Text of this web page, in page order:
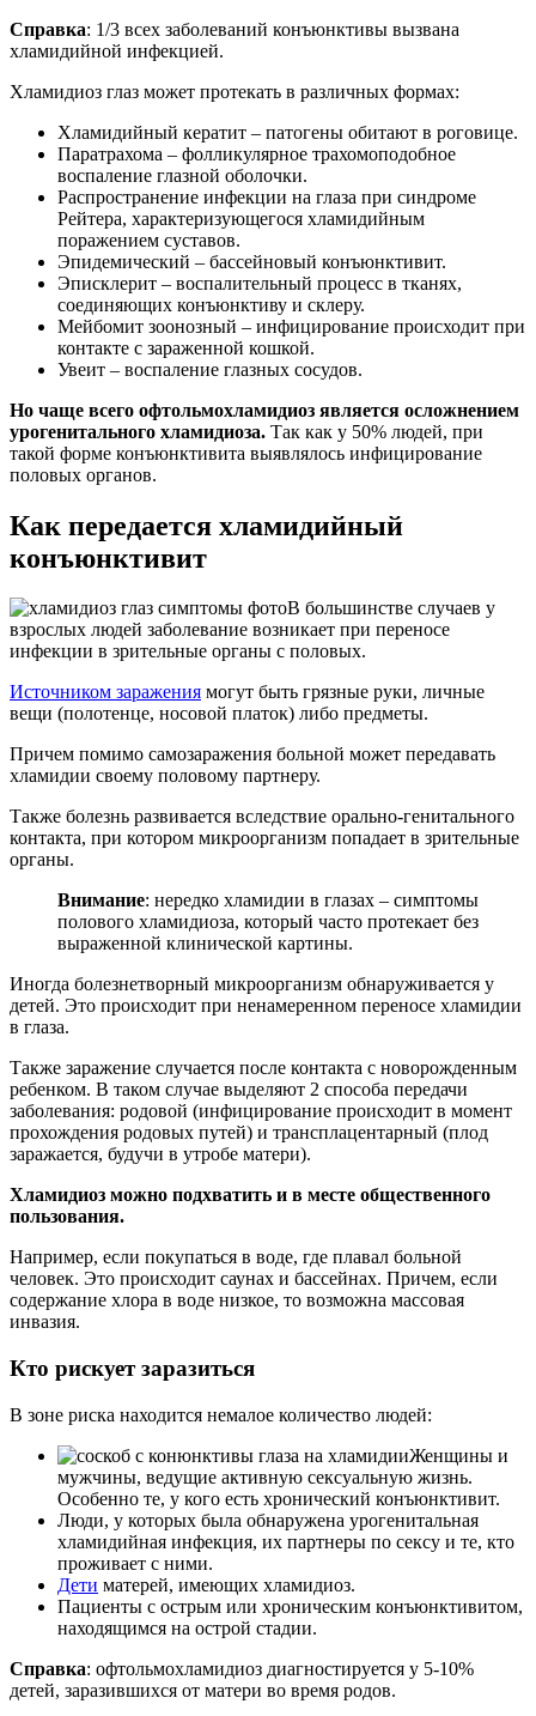
Справка: 1/3 всех заболеваний конъюнктивы вызвана
хламидийной инфекцией.
Хламидиоз глаз может протекать в различных формах:
Хламидийный кератит – патогены обитают в роговице.
Паратрахома – фолликулярное трахомоподобное
воспаление глазной оболочки.
Распространение инфекции на глаза при синдроме
Рейтера, характеризующегося хламидийным
поражением суставов.
Эпидемический – бассейновый конъюнктивит.
Эписклерит – воспалительный процесс в тканях,
соединяющих конъюнктиву и склеру.
Мейбомит зоонозный – инфицирование происходит при
контакте с зараженной кошкой.
Увеит – воспаление глазных сосудов.
Но чаще всего офтольмохламидиоз является осложнением
урогенитального хламидиоза. Так как у 50% людей, при
такой форме конъюнктивита выявлялось инфицирование
половых органов.
Как передается хламидийный
конъюнктивит
В большинстве случаев у
взрослых людей заболевание возникает при переносе
инфекции в зрительные органы с половых.
Источником заражения могут быть грязные руки, личные
вещи (полотенце, носовой платок) либо предметы.
Причем помимо самозаражения больной может передавать
хламидии своему половому партнеру.
Также болезнь развивается вследствие орально-генитального
контакта, при котором микроорганизм попадает в зрительные
органы.
Внимание: нередко хламидии в глазах – симптомы
полового хламидиоза, который часто протекает без
выраженной клинической картины.
Иногда болезнетворный микроорганизм обнаруживается у
детей. Это происходит при ненамеренном переносе хламидии
в глаза.
Также заражение случается после контакта с новорожденным
ребенком. В таком случае выделяют 2 способа передачи
заболевания: родовой (инфицирование происходит в момент
прохождения родовых путей) и трансплацентарный (плод
заражается, будучи в утробе матери).
Хламидиоз можно подхватить и в месте общественного
пользования.
Например, если покупаться в воде, где плавал больной
человек. Это происходит саунах и бассейнах. Причем, если
содержание хлора в воде низкое, то возможна массовая
инвазия.
Кто рискует заразиться
В зоне риска находится немалое количество людей:
Женщины и
мужчины, ведущие активную сексуальную жизнь.
Особенно те, у кого есть хронический конъюнктивит.
Люди, у которых была обнаружена урогенитальная
хламидийная инфекция, их партнеры по сексу и те, кто
проживает с ними.
Дети матерей, имеющих хламидиоз.
Пациенты с острым или хроническим конъюнктивитом,
находящимся на острой стадии.
Справка: офтольмохламидиоз диагностируется у 5-10%
детей, заразившихся от матери во время родов.